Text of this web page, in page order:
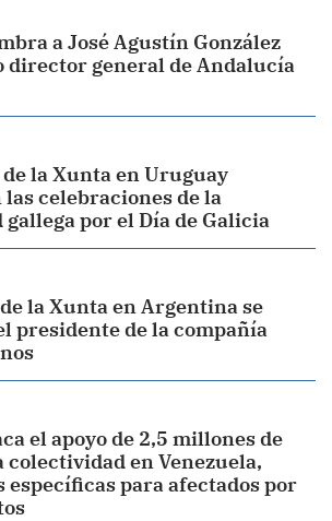
a José Agustín González
director general de Andalucía
de la Xunta en Uruguay
celebraciones de la
por el Día de Galicia
la Xunta en Argentina se
presidente de la compañía
el apoyo de 2,5 millones de
colectividad en Venezuela,
específicas para afectados por